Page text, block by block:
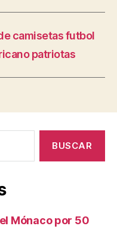
camisetas futbol
patriotas
Mónaco por 50